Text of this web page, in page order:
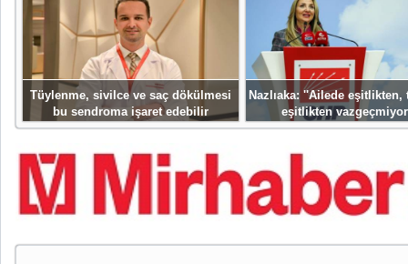
Tüylenme, sivilce ve saç dökülmesi
bu sendroma işaret edebilir
Nazlıaka: ''Ailede eşitlikten,
eşitlikten